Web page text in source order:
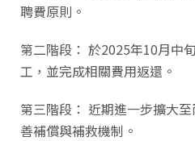
聘費原則。
第二階段： 於2025年10月中
工，並完成相關費用返還。
第三階段： 近期進一步擴大
善補償與補救機制。